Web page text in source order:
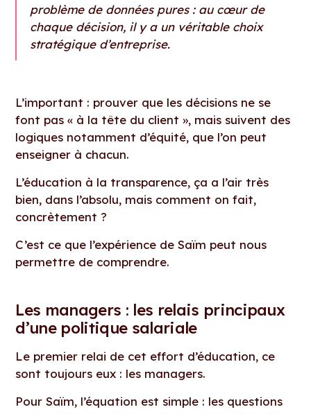
problème de données pures : au cœur de
chaque décision, il y a un véritable choix
stratégique d’entreprise.
L’important : prouver que les décisions ne se
font pas « à la tête du client », mais suivent des
logiques notamment d’équité, que l’on peut
enseigner à chacun.
L’éducation à la transparence, ça a l’air très
bien, dans l’absolu, mais comment on fait,
concrètement ?
C’est ce que l’expérience de Saïm peut nous
permettre de comprendre.
Les managers : les relais principaux
d’une politique salariale
Le premier relai de cet effort d’éducation, ce
sont toujours eux : les managers.
Pour Saïm, l’équation est simple : les questions